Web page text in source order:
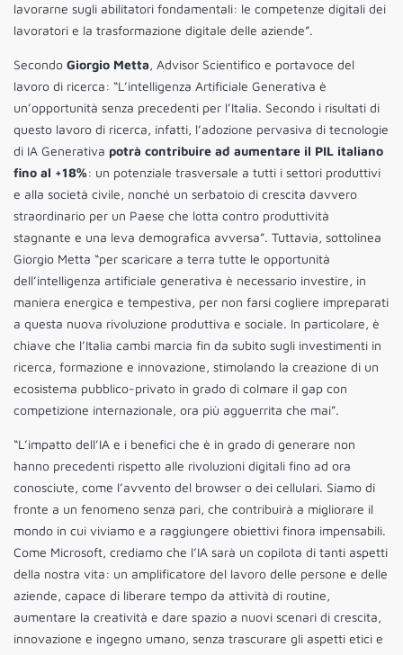
lavorarne sugli abilitatori fondamentali: le competenze digitali dei
lavoratori e la trasformazione digitale delle aziende”.
Secondo Giorgio Metta, Advisor Scientifico e portavoce del
lavoro di ricerca: “L’intelligenza Artificiale Generativa è
un’opportunità senza precedenti per l’Italia. Secondo i risultati di
questo lavoro di ricerca, infatti, l’adozione pervasiva di tecnologie
di IA Generativa potrà contribuire ad aumentare il PIL italiano
fino al +18%: un potenziale trasversale a tutti i settori produttivi
e alla società civile, nonché un serbatoio di crescita davvero
straordinario per un Paese che lotta contro produttività
stagnante e una leva demografica avversa”. Tuttavia, sottolinea
Giorgio Metta “per scaricare a terra tutte le opportunità
dell’intelligenza artificiale generativa è necessario investire, in
maniera energica e tempestiva, per non farsi cogliere impreparati
a questa nuova rivoluzione produttiva e sociale. In particolare, è
chiave che l’Italia cambi marcia fin da subito sugli investimenti in
ricerca, formazione e innovazione, stimolando la creazione di un
ecosistema pubblico-privato in grado di colmare il gap con
competizione internazionale, ora più agguerrita che mai”.
“L’impatto dell’IA e i benefici che è in grado di generare non
hanno precedenti rispetto alle rivoluzioni digitali fino ad ora
conosciute, come l’avvento del browser o dei cellulari. Siamo di
fronte a un fenomeno senza pari, che contribuirà a migliorare il
mondo in cui viviamo e a raggiungere obiettivi finora impensabili.
Come Microsoft, crediamo che l’IA sarà un copilota di tanti aspetti
della nostra vita: un amplificatore del lavoro delle persone e delle
aziende, capace di liberare tempo da attività di routine,
aumentare la creatività e dare spazio a nuovi scenari di crescita,
innovazione e ingegno umano, senza trascurare gli aspetti etici e